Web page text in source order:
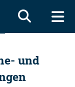
und